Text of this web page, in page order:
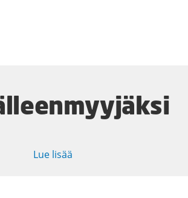
Lue lisää